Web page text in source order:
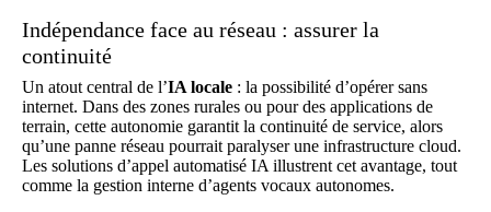
Indépendance face au réseau : assurer la
continuité
Un atout central de l’IA locale : la possibilité d’opérer sans
internet. Dans des zones rurales ou pour des applications de
terrain, cette autonomie garantit la continuité de service, alors
qu’une panne réseau pourrait paralyser une infrastructure cloud.
Les solutions d’appel automatisé IA illustrent cet avantage, tout
comme la gestion interne d’agents vocaux autonomes.